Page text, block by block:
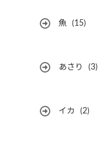
魚 (15)
あさり (3)
イカ (2)